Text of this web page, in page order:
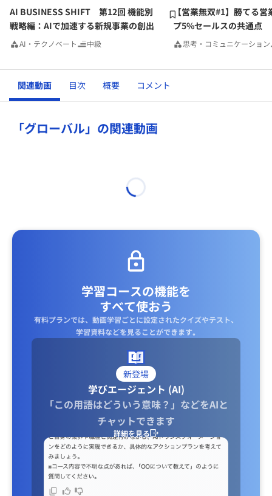
AI BUSINESS SHIFT 第12回 機能別
戦略編：AIで加速する新規事業の創出
AI・テクノベート 中級
【営業無双#1】勝てる営
プ5%セールスの共通点
思考・コミュニケーション
関連動画 目次 概要 コメント
「グローバル」の関連動画
学習コースの機能を
すべて使おう
有料プランでは、動画学習ごとに設定されたクイズやテスト、
学習資料などを見ることができます｡
新登場
学びエージェント (AI)
「この用語はどういう意味？」などをAIと
チャットできます
詳細を見る